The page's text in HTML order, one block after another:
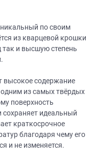
по своим
из кварцевой крошки
и высшую степень
высокое содержание
одним из самых твёрдых
поверхность
сохраняет идеальный
краткосрочное
благодаря чему его
и не изменяется.